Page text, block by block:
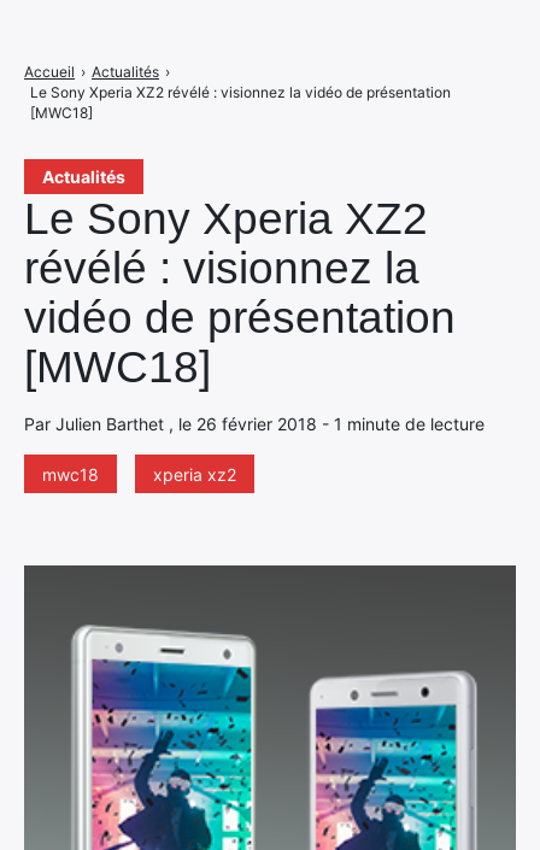
Actualités
Le Sony Xperia XZ2
révélé : visionnez la
vidéo de présentation
[MWC18]
Par Julien Barthet , le 26 février 2018 - 1 minute de lecture
mwc18 xperia xz2
Accueil › Actualités ›
Le Sony Xperia XZ2 révélé : visionnez la vidéo de présentation
[MWC18]